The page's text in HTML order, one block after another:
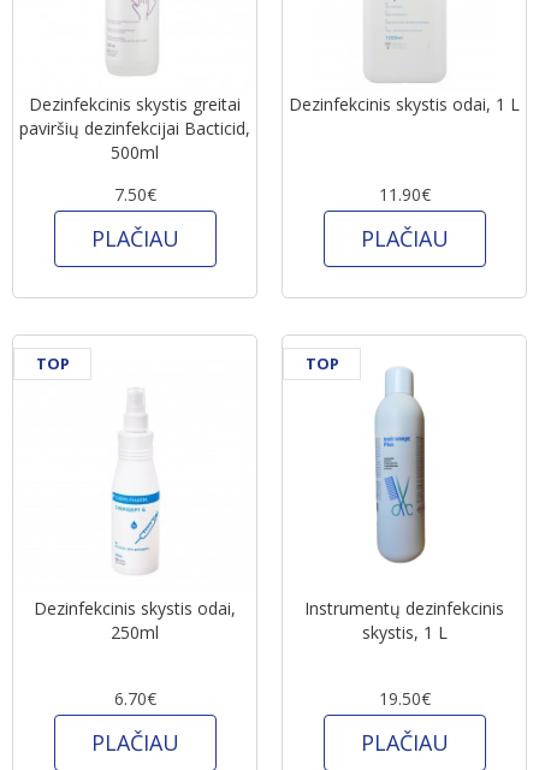
Dezinfekcinis skystis greitai
paviršių dezinfekcijai Bacticid,
500ml
7.50€
PLAČIAU
Dezinfekcinis skystis odai, 1 L
11.90€
PLAČIAU
Dezinfekcinis skystis odai,
250ml
6.70€
PLAČIAU
TOP
Instrumentų dezinfekcinis
skystis, 1 L
19.50€
PLAČIAU
TOP